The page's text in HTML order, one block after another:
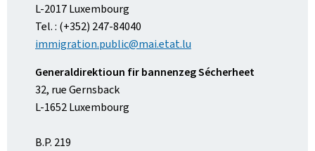
L-2017 Luxembourg
Tel. : (+352) 247-84040
immigration.public@mai.etat.lu
Generaldirektioun fir bannenzeg Sécherheet
32, rue Gernsback
L-1652 Luxembourg
B.P. 219